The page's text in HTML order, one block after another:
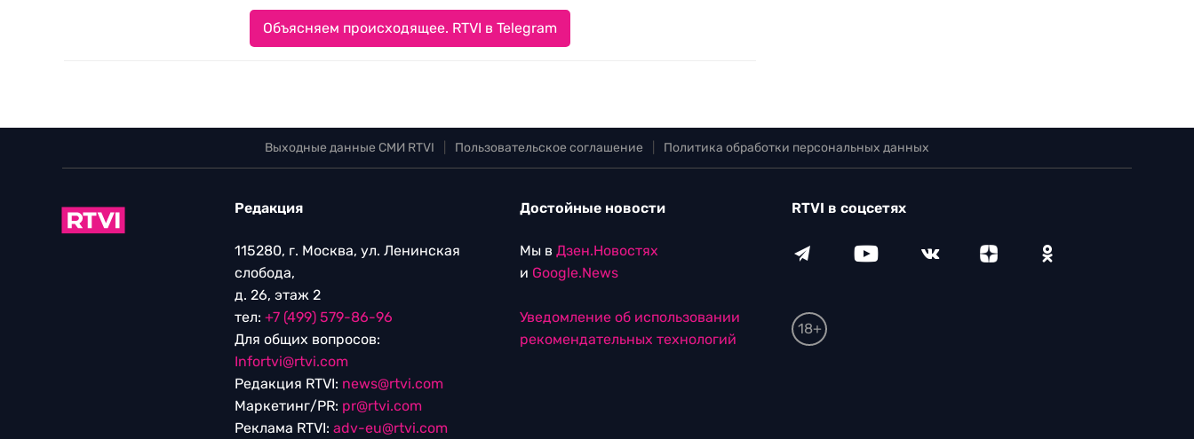
Объясняем происходящее. RTVI в Telegram
Выходные данные СМИ RTVI Пользовательское соглашение Политика обработки персональных данных
Редакция
115280, г. Москва, ул. Ленинская
слобода,
д. 26, этаж 2
тел: +7 (499) 579-86-96
Для общих вопросов:
Infortvi@rtvi.com
Редакция RTVI: news@rtvi.com
Маркетинг/PR: pr@rtvi.com
Реклама RTVI: adv-eu@rtvi.com
Достойные новости
Мы в Дзен.Новостях
и Google.News
Уведомление об использовании
рекомендательных технологий
RTVI в соцсетях
18+